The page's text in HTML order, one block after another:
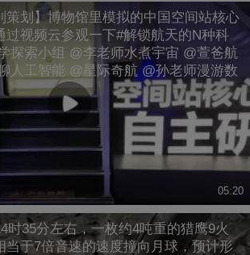
策划】博物馆里模拟的中国空间站核心
过视频云参观一下#解锁航天的N种科
探索小组 @李老师水煮宇宙 @萱爸航
人工智能 @星际奇航 @孙老师漫游数
05:20
时35分左右，一枚约4吨重的猎鹰9火
当于7倍音速的速度撞向月球，预计形